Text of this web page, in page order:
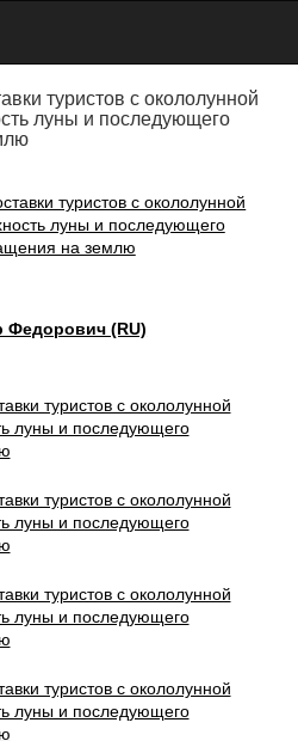
туристов с окололунной
луны и последующего
(RU)